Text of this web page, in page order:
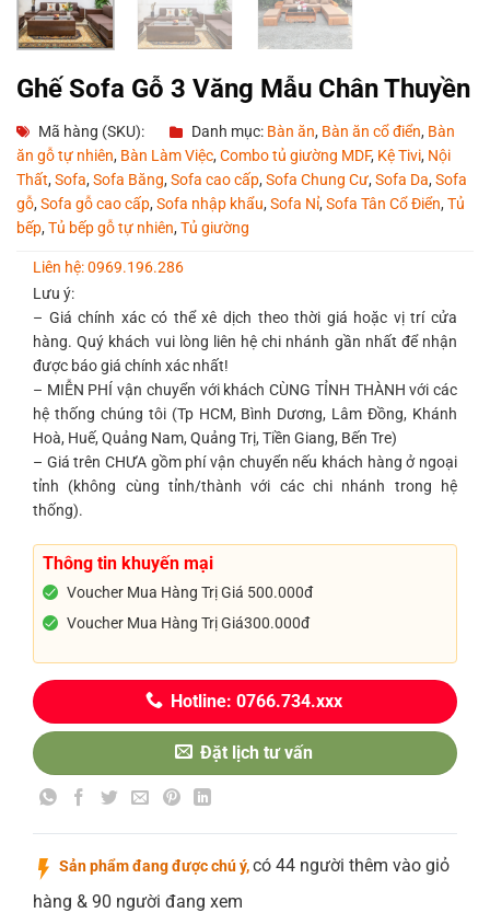
Ghế Sofa Gỗ 3 Văng Mẫu Chân Thuyền
Mã hàng (SKU): Danh mục: Bàn ăn, Bàn ăn cổ điển, Bàn
ăn gỗ tự nhiên, Bàn Làm Việc, Combo tủ giường MDF, Kệ Tivi, Nội
Thất, Sofa, Sofa Băng, Sofa cao cấp, Sofa Chung Cư, Sofa Da, Sofa
gỗ, Sofa gỗ cao cấp, Sofa nhập khẩu, Sofa Nỉ, Sofa Tân Cổ Điển, Tủ
bếp, Tủ bếp gỗ tự nhiên, Tủ giường
Liên hệ: 0969.196.286
Lưu ý:
– Giá chính xác có thể xê dịch theo thời giá hoặc vị trí cửa
hàng. Quý khách vui lòng liên hệ chi nhánh gần nhất để nhận
được báo giá chính xác nhất!
– MIỄN PHÍ vận chuyển với khách CÙNG TỈNH THÀNH với các
hệ thống chúng tôi (Tp HCM, Bình Dương, Lâm Đồng, Khánh
Hoà, Huế, Quảng Nam, Quảng Trị, Tiền Giang, Bến Tre)
– Giá trên CHƯA gồm phí vận chuyển nếu khách hàng ở ngoại
tỉnh (không cùng tỉnh/thành với các chi nhánh trong hệ
thống).
Thông tin khuyến mại
Voucher Mua Hàng Trị Giá 500.000đ
Voucher Mua Hàng Trị Giá300.000đ
Hotline: 0766.734.xxx
Đặt lịch tư vấn
Sản phẩm đang được chú ý,có 44 người thêm vào giỏ
hàng & 90 người đang xem